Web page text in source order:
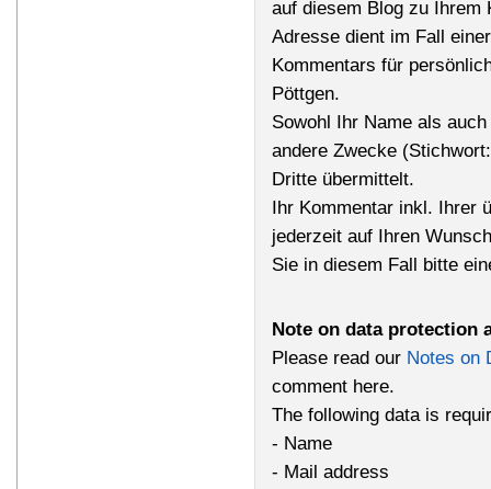
auf diesem Blog zu Ihrem
Adresse dient im Fall
Kommentars für
Pöttgen.
Sowohl Ihr Name als
andere Zwecke
Dritte übermittelt.
Ihr Kommentar inkl. Ihrer
jederzeit auf Ihren
Sie in diesem Fall bitte
Note on data protection
Please read our Notes on
comment here.
The following data is
- Name
- Mail address